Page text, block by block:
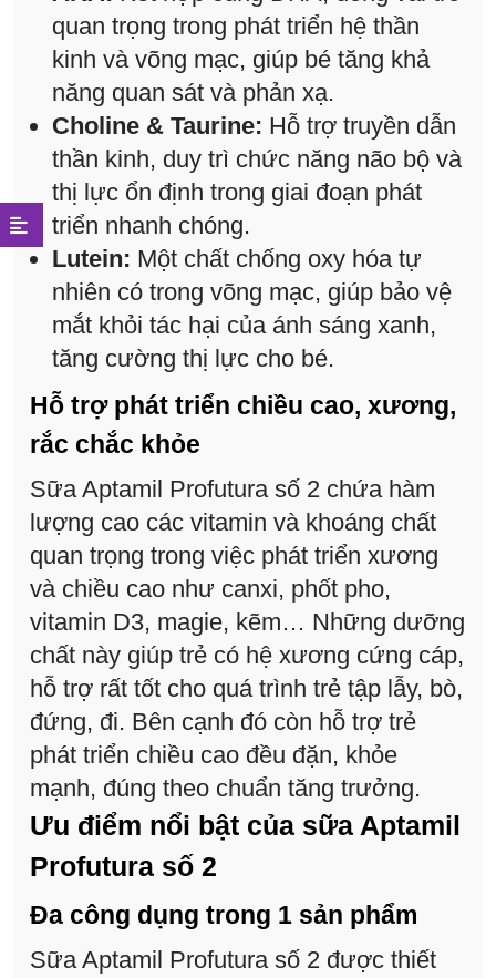
quan trọng trong phát triển hệ thần
kinh và võng mạc, giúp bé tăng khả
năng quan sát và phản xạ.
Choline & Taurine: Hỗ trợ truyền dẫn
thần kinh, duy trì chức năng não bộ và
thị lực ổn định trong giai đoạn phát
triển nhanh chóng.
Lutein: Một chất chống oxy hóa tự
nhiên có trong võng mạc, giúp bảo vệ
mắt khỏi tác hại của ánh sáng xanh,
tăng cường thị lực cho bé.
Hỗ trợ phát triển chiều cao, xương,
rắc chắc khỏe
Sữa Aptamil Profutura số 2 chứa hàm
lượng cao các vitamin và khoáng chất
quan trọng trong việc phát triển xương
và chiều cao như canxi, phốt pho,
vitamin D3, magie, kẽm… Những dưỡng
chất này giúp trẻ có hệ xương cứng cáp,
hỗ trợ rất tốt cho quá trình trẻ tập lẫy, bò,
đứng, đi. Bên cạnh đó còn hỗ trợ trẻ
phát triển chiều cao đều đặn, khỏe
mạnh, đúng theo chuẩn tăng trưởng.
Ưu điểm nổi bật của sữa Aptamil
Profutura số 2
Đa công dụng trong 1 sản phẩm
Sữa Aptamil Profutura số 2 được thiết